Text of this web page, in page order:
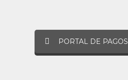
PORTAL DE PAGOS